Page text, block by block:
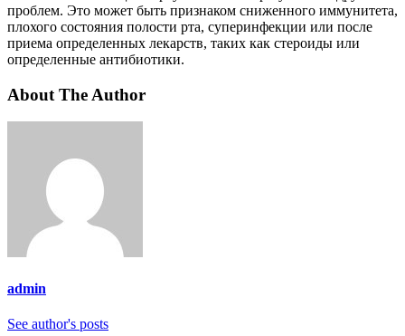
проблем. Это может быть признаком сниженного иммунитета,
плохого состояния полости рта, суперинфекции или после
приема определенных лекарств, таких как стероиды или
определенные антибиотики.
About The Author
admin
See author's posts